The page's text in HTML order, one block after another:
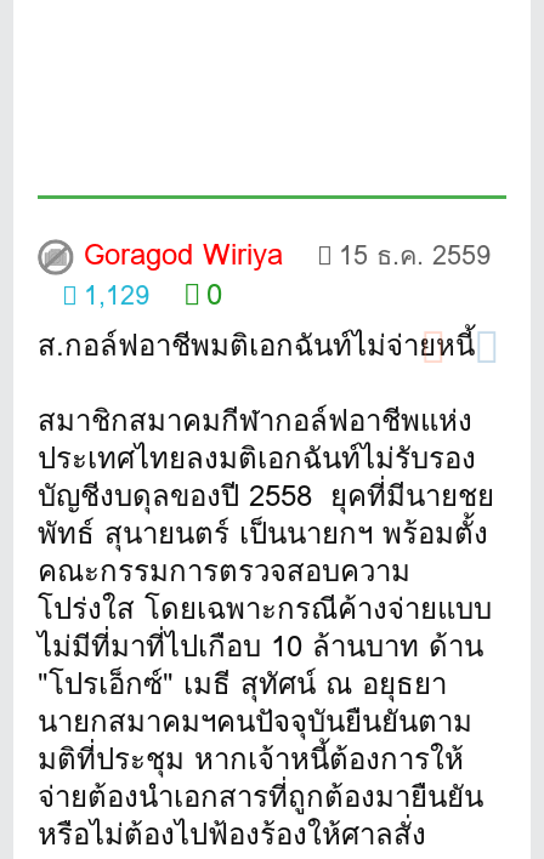
Goragod Wiriya
15 ธ.ค. 2559
1,129
0
ส.กอล์ฟอาชีพมติเอกฉันท์ไม่จ่ายหนี้
สมาชิกสมาคมกีฬากอล์ฟอาชีพแห่ง
ประเทศไทยลงมติเอกฉันท์ไม่รับรอง
บัญชีงบดุลของปี 2558 ยุคที่มีนายชย
พัทธ์ สุนายนตร์ เป็นนายกฯ พร้อมตั้ง
คณะกรรมการตรวจสอบความ
โปร่งใส โดยเฉพาะกรณีค้างจ่ายแบบ
ไม่มีที่มาที่ไปเกือบ 10 ล้านบาท ด้าน
"โปรเอ็กซ์" เมธี สุทัศน์ ณ อยุธยา
นายกสมาคมฯคนปัจจุบันยืนยันตาม
มติที่ประชุม หากเจ้าหนี้ต้องการให้
จ่ายต้องนำเอกสารที่ถูกต้องมายืนยัน
หรือไม่ต้องไปฟ้องร้องให้ศาลสั่ง